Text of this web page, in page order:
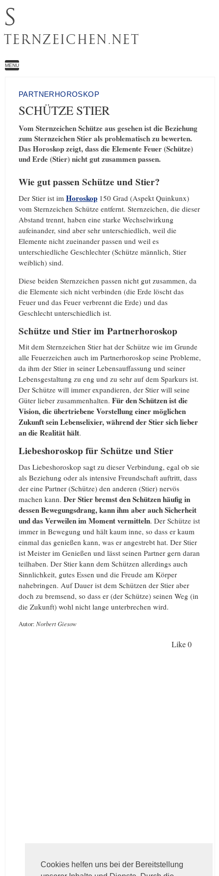
Cookies helfen uns bei der Bereitstellung
S
TERNZEICHEN.NET
MENU
PARTNERHOROSKOP
SCHÜTZE STIER
Vom Sternzeichen Schütze aus gesehen ist die Beziehung
zum Sternzeichen Stier als problematisch zu bewerten.
Das Horoskop zeigt, dass die Elemente Feuer (Schütze)
und Erde (Stier) nicht gut zusammen passen.
Wie gut passen Schütze und Stier?
Der Stier ist im Horoskop 150 Grad (Aspekt Quinkunx)
vom Sternzeichen Schütze entfernt. Sternzeichen, die dieser
Abstand trennt, haben eine starke Wechselwirkung
aufeinander, sind aber sehr unterschiedlich, weil die
Elemente nicht zueinander passen und weil es
unterschiedliche Geschlechter (Schütze männlich, Stier
weiblich) sind.
Diese beiden Sternzeichen passen nicht gut zusammen, da
die Elemente sich nicht verbinden (die Erde löscht das
Feuer und das Feuer verbrennt die Erde) und das
Geschlecht unterschiedlich ist.
Schütze und Stier im Partnerhoroskop
Mit dem Sternzeichen Stier hat der Schütze wie im Grunde
alle Feuerzeichen auch im Partnerhoroskop seine Probleme,
da ihm der Stier in seiner Lebensauffassung und seiner
Lebensgestaltung zu eng und zu sehr auf dem Sparkurs ist.
Der Schütze will immer expandieren, der Stier will seine
Güter lieber zusammenhalten. Für den Schützen ist die
Vision, die übertriebene Vorstellung einer möglichen
Zukunft sein Lebenselixier, während der Stier sich lieber
an die Realität hält.
Liebeshoroskop für Schütze und Stier
Das Liebeshoroskop sagt zu dieser Verbindung, egal ob sie
als Beziehung oder als intensive Freundschaft auftritt, dass
der eine Partner (Schütze) den anderen (Stier) nervös
machen kann. Der Stier bremst den Schützen häufig in
dessen Bewegungsdrang, kann ihm aber auch Sicherheit
und das Verweilen im Moment vermitteln. Der Schütze ist
immer in Bewegung und hält kaum inne, so dass er kaum
einmal das genießen kann, was er angestrebt hat. Der Stier
ist Meister im Genießen und lässt seinen Partner gern daran
teilhaben. Der Stier kann dem Schützen allerdings auch
Sinnlichkeit, gutes Essen und die Freude am Körper
nahebringen. Auf Dauer ist dem Schützen der Stier aber
doch zu bremsend, so dass er (der Schütze) seinen Weg (in
die Zukunft) wohl nicht lange unterbrechen wird.
Autor: Norbert Giesow
Like0